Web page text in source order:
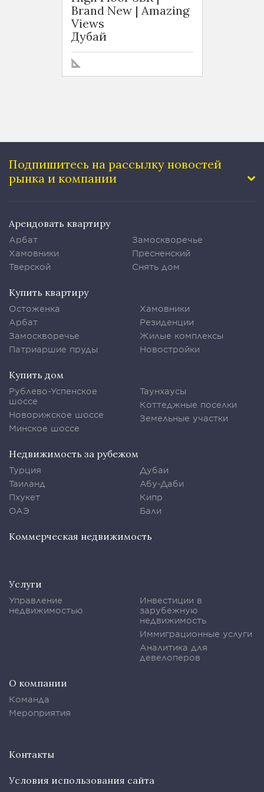
Brand New | Amazing
Views
Дубай
Подпишитесь на рассылку новостей
рынка и компании
Арендовать квартиру
Арбат
Хамовники
Тверской
Замоскворечье
Пресненский
Снять дом
Купить квартиру
Остоженка
Арбат
Замоскворечье
Патриаршие пруды
Хамовники
Резиденции
Жилые комплексы
Новостройки
Купить дом
Рублево-Успенское
шоссе
Новорижское шоссе
Минское шоссе
Таунхаусы
Коттеджные поселки
Земельные участки
Недвижимость за рубежом
Турция
Таиланд
Пхукет
ОАЭ
Дубаи
Абу-Даби
Кипр
Бали
Коммерческая недвижимость
Услуги
Управление
недвижимостью
Инвестиции в
зарубежную
недвижимость
Иммиграционные услуги
Аналитика для
девелоперов
О компании
Команда
Мероприятия
Контакты
Условия использования сайта